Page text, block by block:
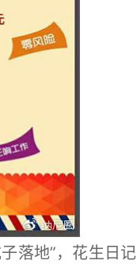
落地”，花生日记